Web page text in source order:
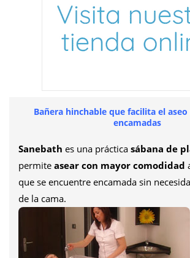
Bañera hinchable que facilita el
encamadas
Sanebath es una práctica sábana de
permite asear con mayor comodidad
que se encuentre encamada sin
de la cama.